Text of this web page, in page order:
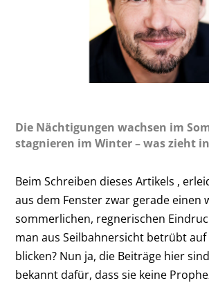
Die Nächtigungen wachsen im
stagnieren im Winter – was zieht
Beim Schreiben dieses Artikels ,
aus dem Fenster zwar gerade einen
sommerlichen, regnerischen
man aus Seilbahnersicht betrübt
blicken? Nun ja, die Beiträge hier
bekannt dafür, dass sie keine